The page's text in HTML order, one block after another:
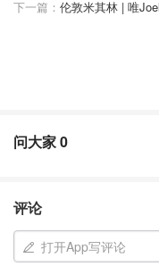
下一篇： 伦敦米其林 | 唯
问大家0
评论
打开App写评论